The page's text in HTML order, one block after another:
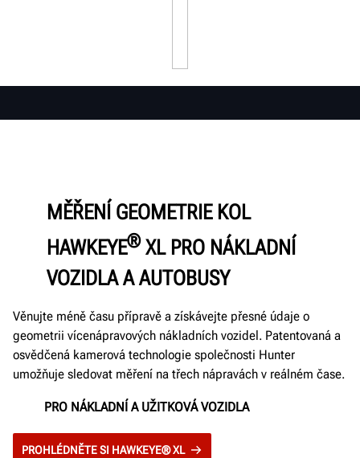
MĚŘENÍ GEOMETRIE KOL
HAWKEYE®XL PRO NÁKLADNÍ
VOZIDLA A AUTOBUSY
Věnujte méně času přípravě a získávejte přesné údaje o
geometrii vícenápravových nákladních vozidel. Patentovaná a
osvědčená kamerová technologie společnosti Hunter
umožňuje sledovat měření na třech nápravách v reálném čase.
PRO NÁKLADNÍ A UŽITKOVÁ VOZIDLA
PROHLÉDNĚTE SI HAWKEYE® XL